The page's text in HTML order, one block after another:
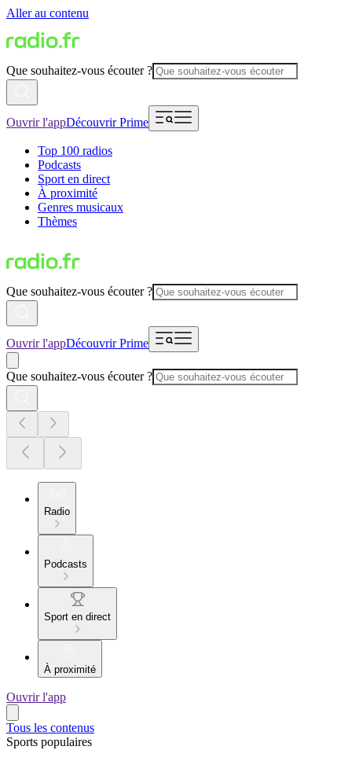
Aller au contenu
Que souhaitez-vous écouter ?
Ouvrir l'appDécouvrir Prime
Top 100 radios
Podcasts
Sport en direct
À proximité
Genres musicaux
Thèmes
Que souhaitez-vous écouter ?
Ouvrir l'appDécouvrir Prime
Que souhaitez-vous écouter ?
Radio
Podcasts
Sport en direct
À proximité
Ouvrir l'app
Tous les contenus
Sports populaires